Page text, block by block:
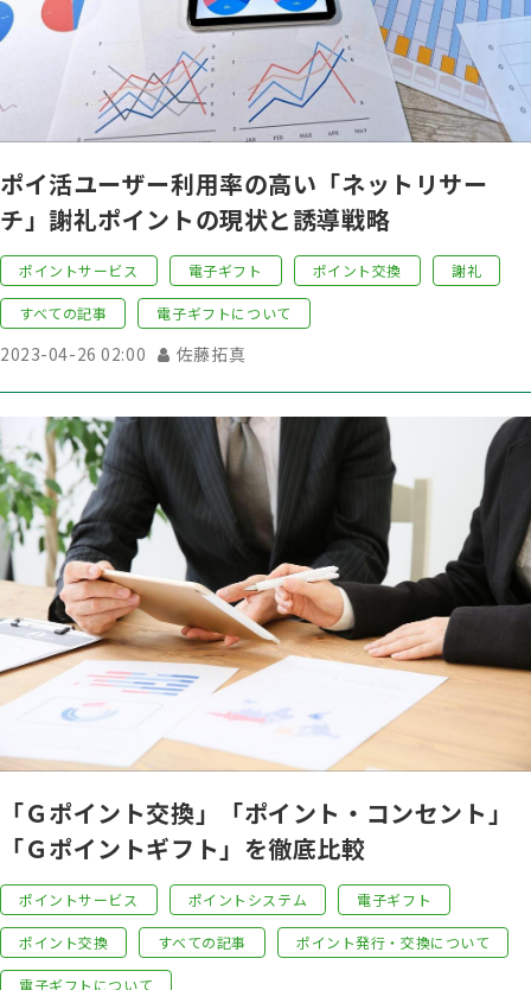
ポイ活ユーザー利用率の高い「ネットリサー
チ」謝礼ポイントの現状と誘導戦略
ポイントサービス 電子ギフト ポイント交換 謝礼
すべての記事 電子ギフトについて
2023-04-26 02:00 佐藤拓真
「Ｇポイント交換」「ポイント・コンセント」
「Ｇポイントギフト」を徹底比較
ポイントサービス ポイントシステム 電子ギフト
ポイント交換 すべての記事 ポイント発行・交換について
電子ギフトについて